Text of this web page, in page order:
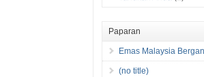
Paparan
Emas Malaysia
(no title)